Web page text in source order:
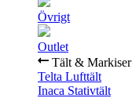
Övrigt
Outlet
Tält & Markiser
Telta Lufttält
Inaca Stativtält